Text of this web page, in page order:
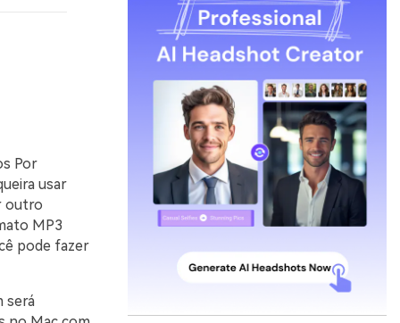
Por
usar
outro
MP3
pode fazer
será